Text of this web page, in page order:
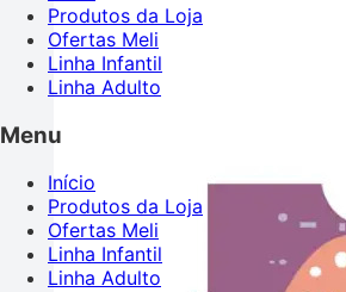
Produtos da Loja
Ofertas Meli
Linha Infantil
Linha Adulto
Menu
Início
Produtos da Loja
Ofertas Meli
Linha Infantil
Linha Adulto